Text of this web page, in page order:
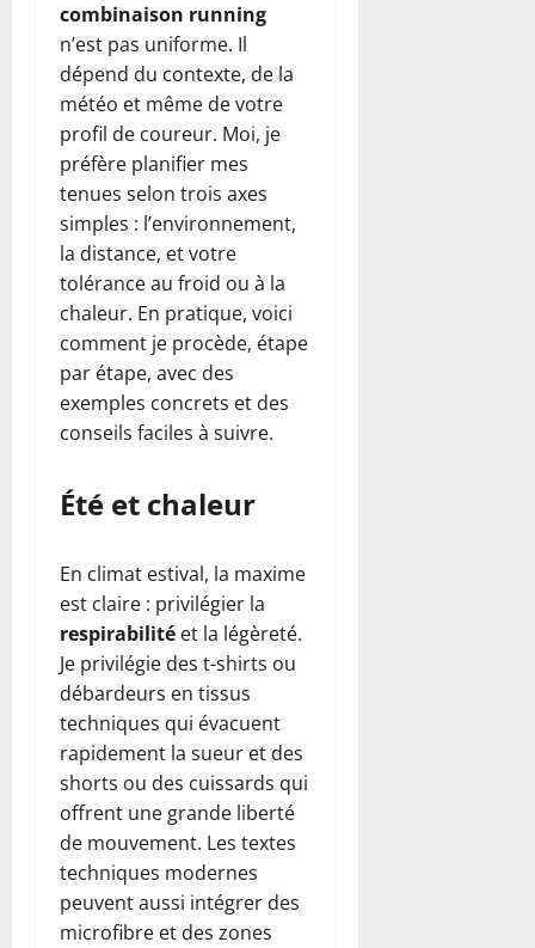
combinaison running
n’est pas uniforme. Il
dépend du contexte, de la
météo et même de votre
profil de coureur. Moi, je
préfère planifier mes
tenues selon trois axes
simples : l’environnement,
la distance, et votre
tolérance au froid ou à la
chaleur. En pratique, voici
comment je procède, étape
par étape, avec des
exemples concrets et des
conseils faciles à suivre.
Été et chaleur
En climat estival, la maxime
est claire : privilégier la
respirabilité et la légèreté.
Je privilégie des t-shirts ou
débardeurs en tissus
techniques qui évacuent
rapidement la sueur et des
shorts ou des cuissards qui
offrent une grande liberté
de mouvement. Les textes
techniques modernes
peuvent aussi intégrer des
microfibre et des zones